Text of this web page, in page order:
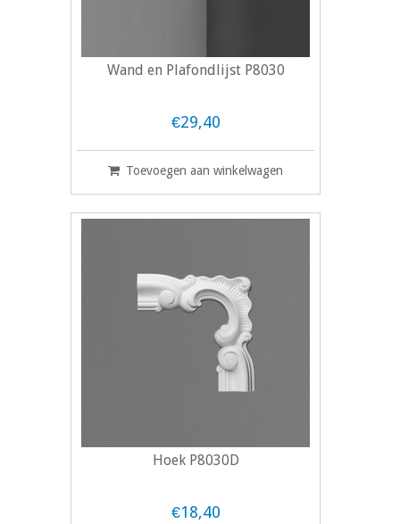
Wand en Plafondlijst P8030
€29,40
Toevoegen aan winkelwagen
Hoek P8030D
€18,40